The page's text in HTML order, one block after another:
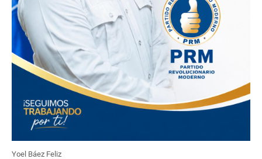
Yoel Báez Feliz